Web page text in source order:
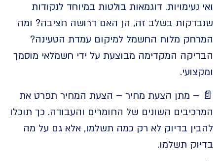
דוגמאות בולטות במיוחד לנקודות
בשלב זה, הן האם דרושה חציבה? ומה
מלוח החשמל למיקום עמדת הטעינה?
המקדימה מבוצעת על ידי חשמלאי מוסמך
מתן הצעת מחיר – הצעת המחיר תפרט את
השונים של החומרים והעבודה. כך תוכלו
בדיוק לא רק כמה תשלמו, אלא גם על מה
תשלמו.